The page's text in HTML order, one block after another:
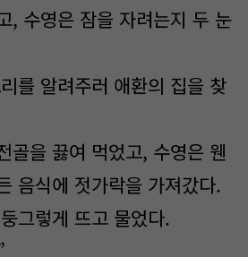
, 수영은 잠을 자려는지 두 눈
를 알려주러 애환의 집을 찾
골을 끓여 먹었고, 수영은 웬
음식에 젓가락을 가져갔다.
그렇게 뜨고 물었다.